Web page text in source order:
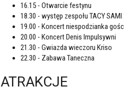
16.15 - Otwarcie festynu
18.30 - występ zespołu TACY
19.00 - Koncert niespodzianka
20.00 - Koncert Denis Impulsywni
21.30 - Gwiazda wieczoru Kriso
22.30 - Zabawa Taneczna
ATRAKCJE